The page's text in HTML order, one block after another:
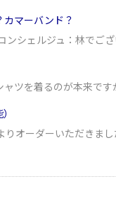
カマーバンド？
ンシェルジュ：林でご
ャツを着るのが本来で
りオーダーいただきま